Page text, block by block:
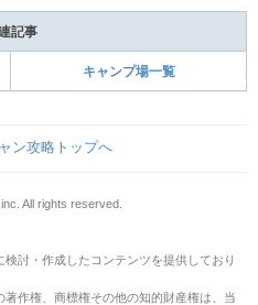
記事
キャンプ場一覧
ン攻略トップへ
All rights reserved.
討・作成したコンテンツを提供しており
作権、商標権その他の知的財産権は、当